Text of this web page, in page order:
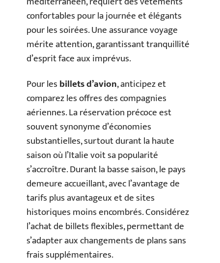
confortables pour la journée et élégants
pour les soirées. Une assurance voyage
mérite attention, garantissant tranquillité
d’esprit face aux imprévus.
Pour lesbillets d’avion, anticipez et
comparez les offres des compagnies
aériennes. La réservation précoce est
souvent synonyme d’économies
substantielles, surtout durant la haute
saison où l’Italie voit sa popularité
s’accroître. Durant la basse saison, le pays
demeure accueillant, avec l’avantage de
tarifs plus avantageux et de sites
historiques moins encombrés. Considérez
l’achat de billets flexibles, permettant de
s’adapter aux changements de plans sans
frais supplémentaires.